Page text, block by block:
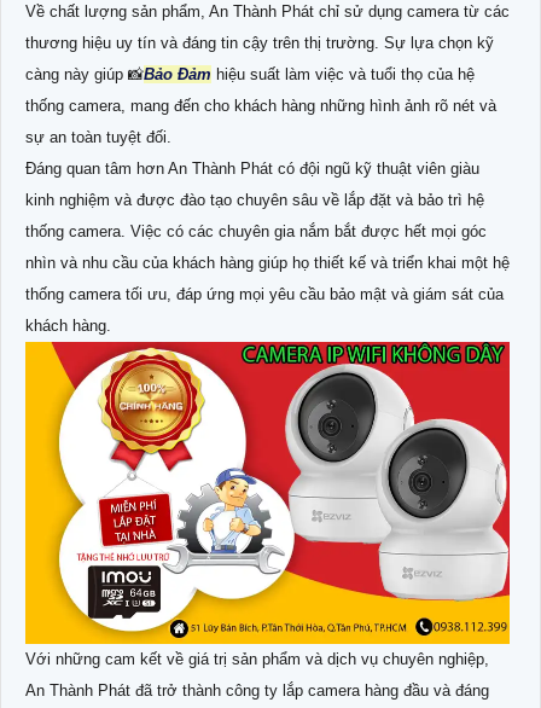
Về chất lượng sản phẩm, An Thành Phát chỉ sử dụng camera từ các
thương hiệu uy tín và đáng tin cậy trên thị trường. Sự lựa chọn kỹ
càng này giúp 📸Bảo Đảm hiệu suất làm việc và tuổi thọ của hệ
thống camera, mang đến cho khách hàng những hình ảnh rõ nét và
sự an toàn tuyệt đối.
Đáng quan tâm hơn An Thành Phát có đội ngũ kỹ thuật viên giàu
kinh nghiệm và được đào tạo chuyên sâu về lắp đặt và bảo trì hệ
thống camera. Việc có các chuyên gia nắm bắt được hết mọi góc
nhìn và nhu cầu của khách hàng giúp họ thiết kế và triển khai một hệ
thống camera tối ưu, đáp ứng mọi yêu cầu bảo mật và giám sát của
khách hàng.
Với những cam kết về giá trị sản phẩm và dịch vụ chuyên nghiệp,
An Thành Phát đã trở thành công ty lắp camera hàng đầu và đáng